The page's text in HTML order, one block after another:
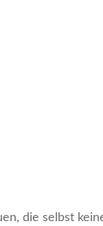
die selbst